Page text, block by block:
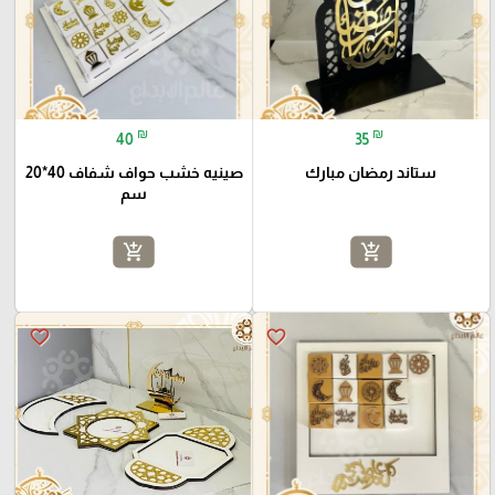
35 ₪
ستاند رمضان مبارك
add_shopping_cart
40 ₪
صينيه خشب حواف شفاف 40*20
سم
add_shopping_cart
favorite_border
favorite_border